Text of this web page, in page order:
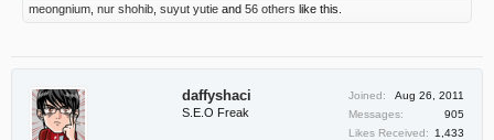
meongnium nur shohib suyut yutie and 56 others like this.
daffyshaci
S.E.O Freak
Joined:
Aug 26, 2011
Messages:
905
Likes Received:
1,433